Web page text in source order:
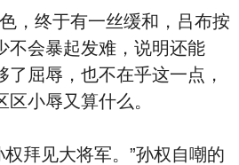
终于有一丝缓和，吕布按
不会暴起发难，说明还能
屈辱，也不在乎这一点，
小辱又算什么。
见大将军。”孙权自嘲的